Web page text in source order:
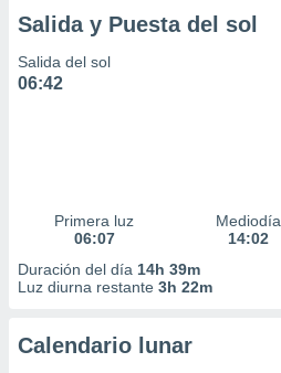
Salida y Puesta del sol
Salida del sol
06:42
Primera luz
06:07
Mediodía
14:02
Duración del día 14h 39m
Luz diurna restante 3h 22m
Calendario lunar